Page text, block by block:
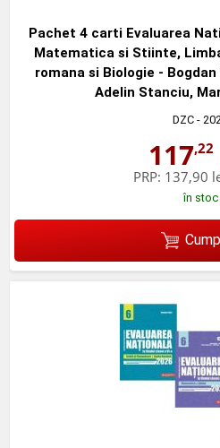
Pachet 4 carti Evaluarea
Matematica si Stiinte,
romana si Biologie -
Adelin Stanciu,
DZC -
117,22
PRP: 137,90
în stoc